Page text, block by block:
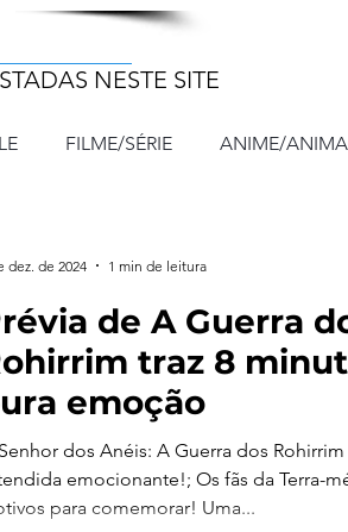
NESTE SITE
FILME/SÉRIE ANIME/
de A Guerra
traz 8
emoção
dos Anéis: A Guerra dos
emocionante!; Os fãs da Terra-
para comemorar! Uma...
dez. de 2024 1 min de leitura